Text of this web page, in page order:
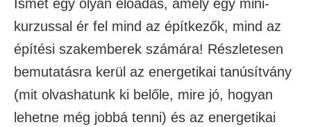
Ismét egy olyan előadás, amely egy mini-
kurzussal ér fel mind az építkezők, mind az
építési szakemberek számára! Részletesen
bemutatásra kerül az energetikai tanúsítvány
(mit olvashatunk ki belőle, mire jó, hogyan
lehetne még jobbá tenni) és az energetikai